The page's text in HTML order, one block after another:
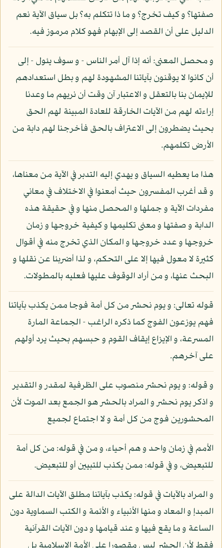
صفتها؟ و كيف تخرج؟ و ما ذا تتكلم به؟ بل سياق الآية نعم
الدليل على أن القصد إلى الإبهام فهو كلام مرموز فيه.
و محصل المعنى: أنه إذا آل أمر الناس - و سوف يئول - إلى
أن كانوا لا يوقنون بآياتنا المشهودة لهم و بطل استعدادهم
للإيمان بنا بالتعقل و الاعتبار آن وقت أن نريهم ما وعدنا
إراءته لهم من الآيات الخارقة للعادة المبينة لهم الحق
بحيث يضطرون إلى الاعتراف بالحق فأخرجنا لهم دابة من
الأرض تكلمهم.
هذا ما يعطيه السياق و يهدي إليه التدبر في الآية من معناها،
و قد أغرب المفسرون حيث أمعنوا في الاختلاف في معاني
مفردات الآية و جملها و المحصل منها و في حقيقة هذه
الدابة و صفتها و معنى تكليمها و كيفية خروجها و زمان
خروجها و عدد خروجها و المكان الذي تخرج منه في أقوال
كثيرة لا معول فيها إلا على التحكم، و لذا أضربنا عن نقلها و
البحث عنها، و من أراد الوقوف عليها فعليه بالمطولات.
قوله تعالى: و يوم نحشر من كل أمة فوجا ممن يكذب بآياتنا
فهم يوزعون الفوج كما ذكره الراغب - الجماعة المارة
المسرعة، و الإيزاع إيقاف القوم و حبسهم بحيث يرد أولهم
على آخرهم.
و قوله: و يوم نحشر منصوب على الظرفية لمقدر و التقدير
و اذكر يوم نحشر و المراد بالحشر هو الجمع بعد الموت لأن
المحشورين فوج من كل أمة و لا اجتماع لجميع
الأمم في زمان واحد و هم أحياء، و من في قوله: من كل أمة
للتبعيض، و في قوله: ممن يكذب للتبيين أو للتبعيض.
و المراد بالآيات في قوله: يكذب بآياتنا مطلق الآيات الدالة على
المبدإ و المعاد و منها الأنبياء و الأئمة و الكتب السماوية دون
الساعة و ما يقع فيها و عند قيامها و دون الآيات القرآنية